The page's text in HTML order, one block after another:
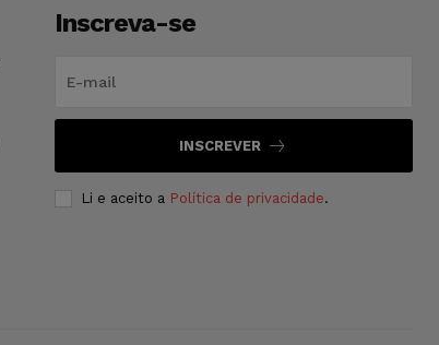
Inscreva-se
INSCREVER
Li e aceito a Política de privacidade.